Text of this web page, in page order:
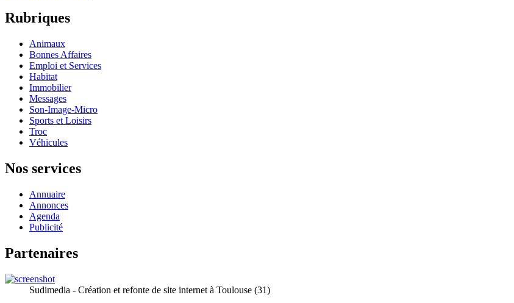
Rubriques
Animaux
Bonnes Affaires
Emploi et Services
Habitat
Immobilier
Messages
Son-Image-Micro
Sports et Loisirs
Troc
Véhicules
Nos services
Annuaire
Annonces
Agenda
Publicité
Partenaires
Sudimedia - Création et refonte de site internet à Toulouse (31)